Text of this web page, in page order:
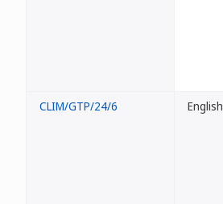
CLIM/GTP/24/6 English